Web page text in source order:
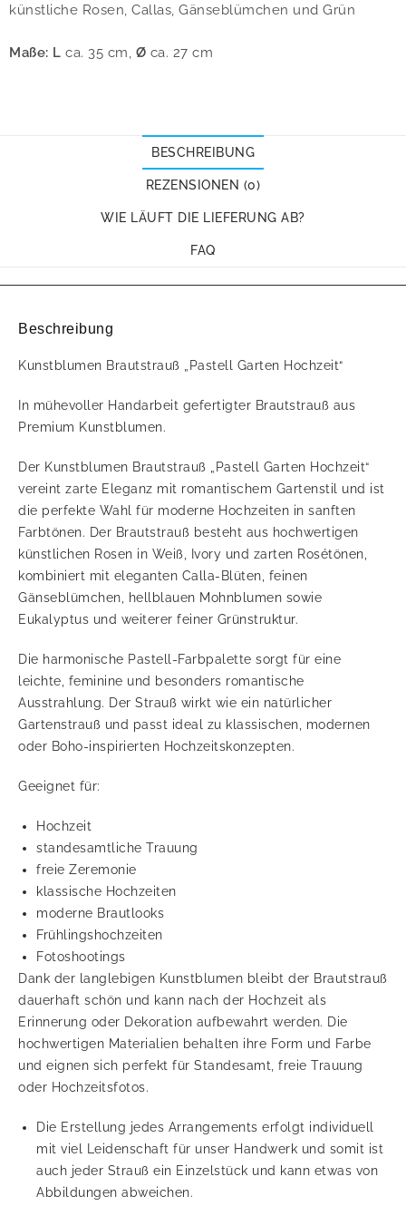
künstliche Rosen, Callas, Gänseblümchen und Grün
Maße: L ca. 35 cm, Ø ca. 27 cm
BESCHREIBUNG
REZENSIONEN (0)
WIE LÄUFT DIE LIEFERUNG AB?
FAQ
Beschreibung
Kunstblumen Brautstrauß „Pastell Garten Hochzeit“
In mühevoller Handarbeit gefertigter Brautstrauß aus
Premium Kunstblumen.
Der Kunstblumen Brautstrauß „Pastell Garten Hochzeit“
vereint zarte Eleganz mit romantischem Gartenstil und ist
die perfekte Wahl für moderne Hochzeiten in sanften
Farbtönen. Der Brautstrauß besteht aus hochwertigen
künstlichen Rosen in Weiß, Ivory und zarten Rosétönen,
kombiniert mit eleganten Calla-Blüten, feinen
Gänseblümchen, hellblauen Mohnblumen sowie
Eukalyptus und weiterer feiner Grünstruktur.
Die harmonische Pastell-Farbpalette sorgt für eine
leichte, feminine und besonders romantische
Ausstrahlung. Der Strauß wirkt wie ein natürlicher
Gartenstrauß und passt ideal zu klassischen, modernen
oder Boho-inspirierten Hochzeitskonzepten.
Geeignet für:
Hochzeit
standesamtliche Trauung
freie Zeremonie
klassische Hochzeiten
moderne Brautlooks
Frühlingshochzeiten
Fotoshootings
Dank der langlebigen Kunstblumen bleibt der Brautstrauß
dauerhaft schön und kann nach der Hochzeit als
Erinnerung oder Dekoration aufbewahrt werden. Die
hochwertigen Materialien behalten ihre Form und Farbe
und eignen sich perfekt für Standesamt, freie Trauung
oder Hochzeitsfotos.
Die Erstellung jedes Arrangements erfolgt individuell
mit viel Leidenschaft für unser Handwerk und somit ist
auch jeder Strauß ein Einzelstück und kann etwas von
Abbildungen abweichen.